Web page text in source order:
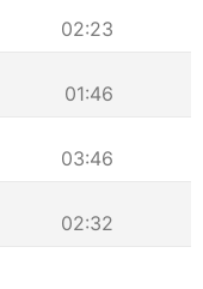
02:23
01:46
03:46
02:32